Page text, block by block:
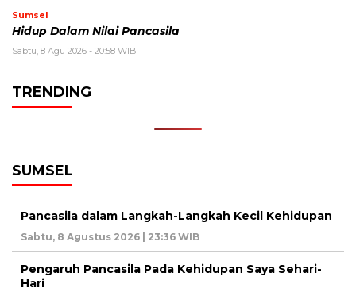
Sumsel
Hidup Dalam Nilai Pancasila
Sabtu, 8 Agu 2026 - 20:58 WIB
TRENDING
SUMSEL
Pancasila dalam Langkah-Langkah Kecil Kehidupan
Sabtu, 8 Agustus 2026 | 23:36 WIB
Pengaruh Pancasila Pada Kehidupan Saya Sehari-
Hari